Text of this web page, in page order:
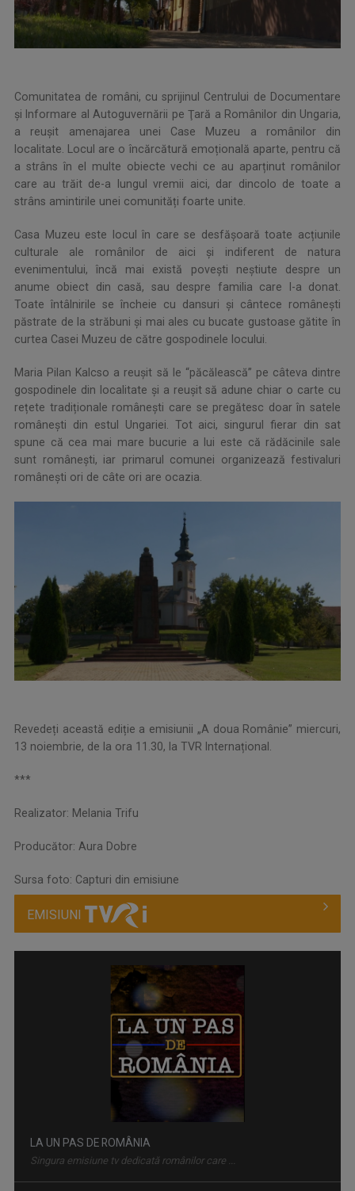
Comunitatea de români, cu sprijinul Centrului de Documentare
şi Informare al Autoguvernării pe Ţară a Românilor din Ungaria,
a reușit amenajarea unei Case Muzeu a românilor din
localitate. Locul are o încărcătură emoțională aparte, pentru că
a strâns în el multe obiecte vechi ce au aparținut românilor
care au trăit de-a lungul vremii aici, dar dincolo de toate a
strâns amintirile unei comunități foarte unite.
Casa Muzeu este locul în care se desfășoară toate acțiunile
culturale ale românilor de aici și indiferent de natura
evenimentului, încă mai există povești neștiute despre un
anume obiect din casă, sau despre familia care l-a donat.
Toate întâlnirile se încheie cu dansuri și cântece românești
păstrate de la străbuni și mai ales cu bucate gustoase gătite în
curtea Casei Muzeu de către gospodinele locului.
Maria Pilan Kalcso a reușit să le “păcălească” pe câteva dintre
gospodinele din localitate și a reușit să adune chiar o carte cu
rețete tradiționale românești care se pregătesc doar în satele
românești din estul Ungariei. Tot aici, singurul fierar din sat
spune că cea mai mare bucurie a lui este că rădăcinile sale
sunt româneşti, iar primarul comunei organizează festivaluri
româneşti ori de câte ori are ocazia.
Revedeți această ediție a emisiunii „A doua Românie” miercuri,
13 noiembrie, de la ora 11.30, la TVR Internațional.
***
Realizator: Melania Trifu
Producător: Aura Dobre
Sursa foto: Capturi din emisiune
EMISIUNI
LA UN PAS DE ROMÂNIA
Singura emisiune tv dedicată românilor care ...